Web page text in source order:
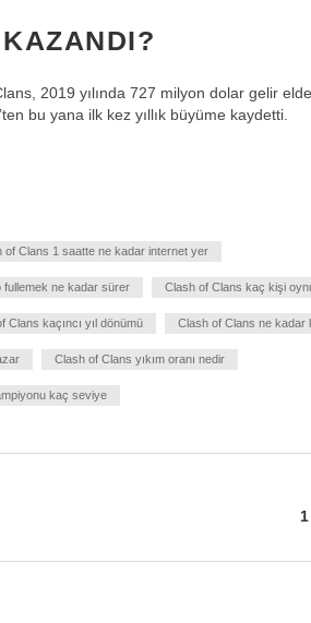
2019 yılında 727 milyon dolar gelir
bu yana ilk kez yıllık büyüme kaydetti.
of Clans 1 saatte ne kadar internet yer
fullemek ne kadar sürer Clash of Clans kaç kişi
Clans kaçıncı yıl dönümü Clash of Clans ne kadar
Clash of Clans yıkım oranı nedir
kaç seviye